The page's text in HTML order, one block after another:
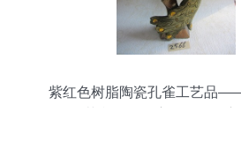
紫红色树脂陶瓷孔雀工艺品